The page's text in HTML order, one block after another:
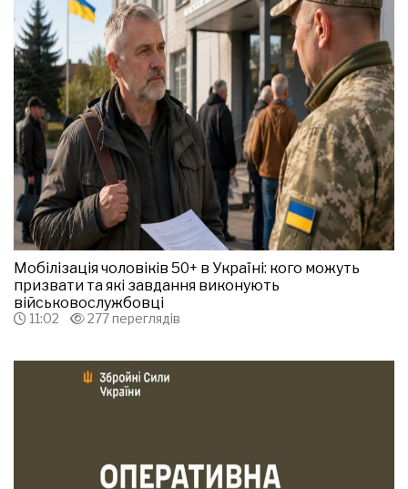
Мобілізація чоловіків 50+ в Україні: кого можуть
призвати та які завдання виконують
військовослужбовці
11:02 277 переглядів